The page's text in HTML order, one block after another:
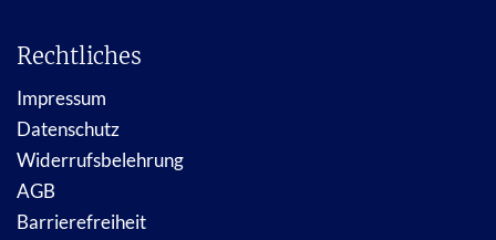
Rechtliches
Impressum
Datenschutz
Widerrufsbelehrung
AGB
Barrierefreiheit